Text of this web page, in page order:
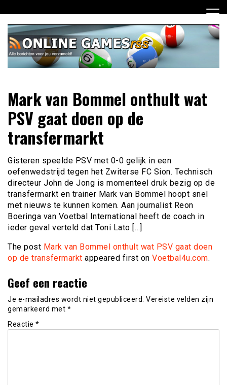
naar
inhoud
Online Games RSS
verzameld
Mark van Bommel onthult wat
PSV gaat doen op de
transfermarkt
Gisteren speelde PSV met 0-0 gelijk in een
oefenwedstrijd tegen het Zwiterse FC Sion. Technisch
directeur John de Jong is momenteel druk bezig op de
transfermarkt en trainer Mark van Bommel hoopt snel
met nieuws te kunnen komen. Aan journalist Reon
Boeringa van Voetbal International heeft de coach in
ieder geval verteld dat Toni Lato […]
The post Mark van Bommel onthult wat PSV gaat doen
op de transfermarkt appeared first on Voetbal4u.com.
Geef een reactie
Je e-mailadres wordt niet gepubliceerd. Vereiste velden zijn
gemarkeerd met *
Reactie *